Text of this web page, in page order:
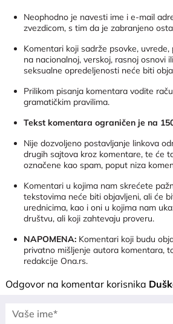
Neophodno je navesti ime i e-mail
zvezdicom, s tim da je zabranjeno
Komentari koji sadrže psovke,
na nacionalnoj, verskoj, rasnoj osnovi
seksualne opredeljenosti neće biti
Prilikom pisanja komentara vodite
gramatičkim pravilima.
Tekst komentara ograničen je na
Nije dozvoljeno postavljanje linkova
drugih sajtova kroz komentare, te će
označene kao spam, poput niza
Komentari u kojima nam skrećete
tekstovima neće biti objavljeni, ali će
urednicima, kao i oni u kojima nam
društvu, ali koji zahtevaju proveru.
NAPOMENA: Komentari koji budu
privatno mišljenje autora komentara,
redakcije Ona.rs.
Odgovor na komentar korisnika